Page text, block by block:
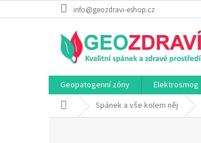
na
info@geozdravi-eshop.cz
Geopatogenní zóny Elektrosmog
Domů Spánek a vše kolem něj